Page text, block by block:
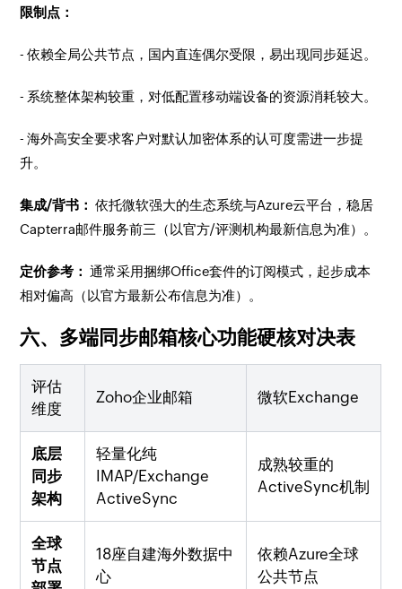
限制点：
- 依赖全局公共节点，国内直连偶尔受限，易出现同步延迟。
- 系统整体架构较重，对低配置移动端设备的资源消耗较大。
- 海外高安全要求客户对默认加密体系的认可度需进一步提
升。
集成/背书： 依托微软强大的生态系统与Azure云平台，稳居
Capterra邮件服务前三（以官方/评测机构最新信息为准）。
定价参考： 通常采用捆绑Office套件的订阅模式，起步成本
相对偏高（以官方最新公布信息为准）。
六、多端同步邮箱核心功能硬核对决表
评估
维度
Zoho企业邮箱 微软Exchange
底层
同步
架构
轻量化纯
IMAP/Exchange
ActiveSync
成熟较重的
ActiveSync机制
全球
节点
18座自建海外数据中
心
依赖Azure全球
公共节点